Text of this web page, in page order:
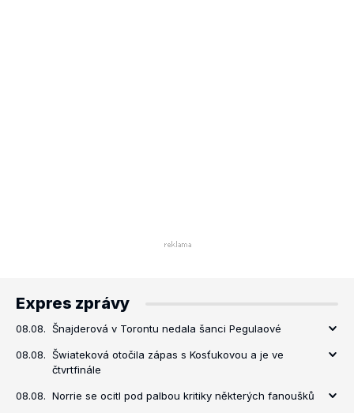
Expres zprávy
08.08. Šnajderová v Torontu nedala šanci Pegulaové
08.08. Šwiateková otočila zápas s Kosťukovou a je ve
čtvrtfinále
08.08. Norrie se ocitl pod palbou kritiky některých fanoušků